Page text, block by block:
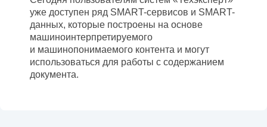
уже доступен ряд SMART-сервисов и SMART-
данных, которые построены на основе
машиноинтерпретируемого
и машинопонимаемого контента и могут
использоваться для работы с содержанием
документа.